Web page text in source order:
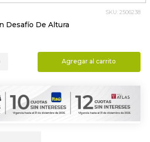
SKU: 2506238
Desafío De Altura
Agregar al carrito